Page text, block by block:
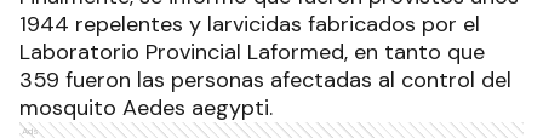
1944 repelentes y larvicidas fabricados por el
Laboratorio Provincial Laformed, en tanto que
359 fueron las personas afectadas al control del
mosquito Aedes aegypti.
Ads